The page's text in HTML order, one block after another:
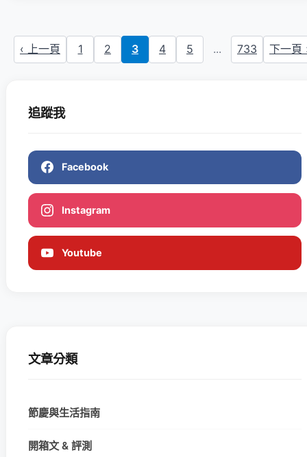
‹ 上一頁 1 2 3 4 5 ... 733 下一頁
追蹤我
Facebook
Instagram
Youtube
文章分類
節慶與生活指南
開箱文 & 評測